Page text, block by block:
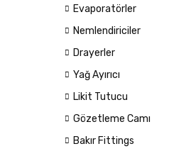
Evaporatörler
Nemlendiriciler
Drayerler
Yağ Ayırıcı
Likit Tutucu
Gözetleme Camı
Bakır Fittings